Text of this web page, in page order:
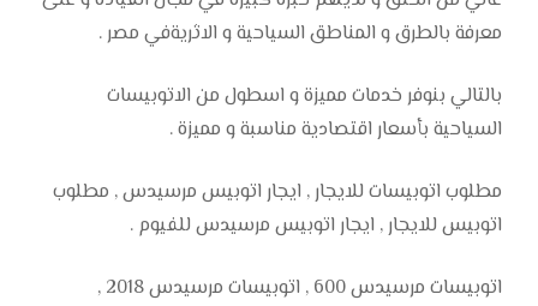
معرفة بالطرق و المناطق السياحية و الاثريةفي مصر .
بالتالي بنوفر خدمات مميزة و اسطول من الاتوبيسات
السياحية بأسعار اقتصادية مناسبة و مميزة .
مطلوب اتوبيسات للايجار , ايجار اتوبيس مرسيدس , مطلوب
اتوبيس للايجار , ايجار اتوبيس مرسيدس للفيوم .
اتوبيسات مرسيدس 600 , اتوبيسات مرسيدس 2018 ,